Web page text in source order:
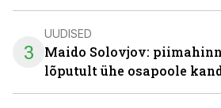
3
UUDISED
Maido Solovjov:
lõputult ühe osapoole